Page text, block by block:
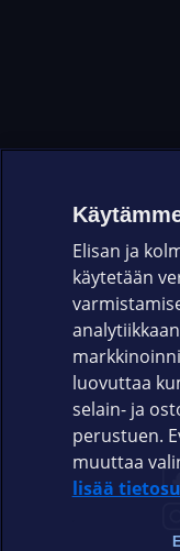
Elisan ja
käytetään
luovuttaa
selain- ja
perustuen.
muuttaa
lisää